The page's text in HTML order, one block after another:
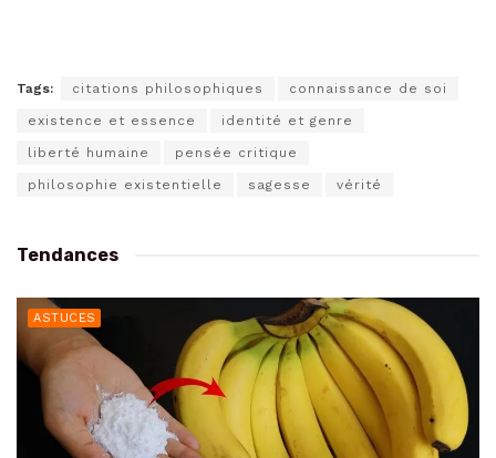
Tags: citations philosophiques connaissance de soi
existence et essence identité et genre
liberté humaine pensée critique
philosophie existentielle sagesse vérité
Tendances
ASTUCES